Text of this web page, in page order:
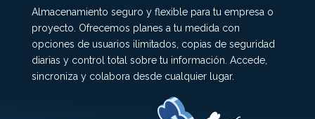
Almacenamiento seguro y flexible para tu empresa o
proyecto. Ofrecemos planes a tu medida con
opciones de usuarios ilimitados, copias de seguridad
diarias y control total sobre tu información. Accede,
sincroniza y colabora desde cualquier lugar.